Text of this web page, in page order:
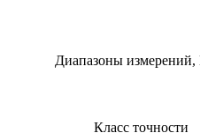
Диапазоны
Класс точности